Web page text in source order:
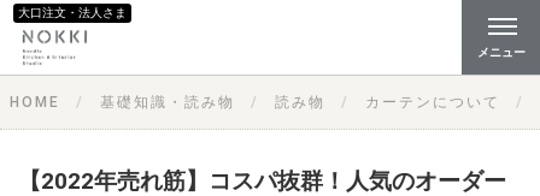
大口注文・法人さま
メニュー
HOME 基礎知識・読み物 読み物 カーテンについて
【2022年売れ筋】コスパ抜群！人気のオーダー